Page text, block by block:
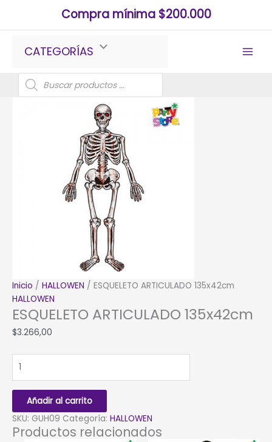
contenido
Compra mínima $200.000
CATEGORÍAS
Búsqueda
de
productos
Inicio / HALLOWEN / ESQUELETO ARTICULADO 135x42cm
HALLOWEN
ESQUELETO ARTICULADO 135x42cm
$3.266,00
ARTICULADO
cantidad
Añadir al carrito
SKU: GUH09 Categoría: HALLOWEN
Productos relacionados